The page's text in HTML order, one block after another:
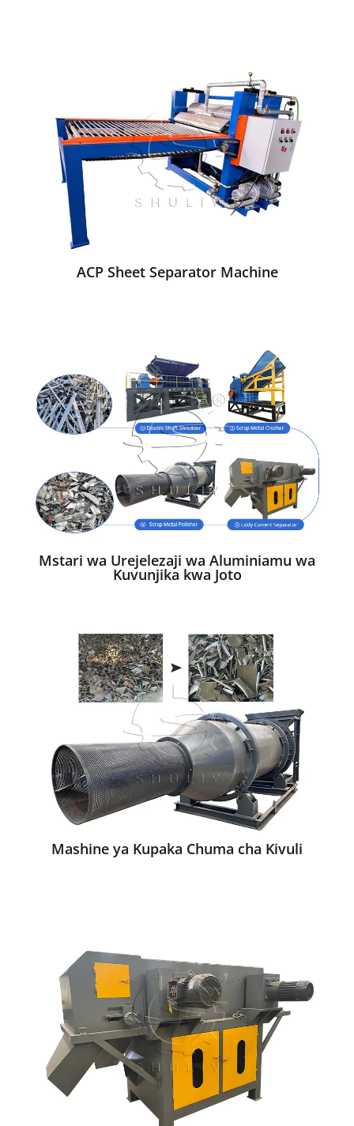
ACP Sheet Separator Machine
Mstari wa Urejelezaji wa Aluminiamu wa
Kuvunjika kwa Joto
Mashine ya Kupaka Chuma cha Kivuli